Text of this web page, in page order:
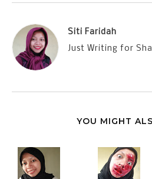
Siti Faridah
Just Writing for
YOU MIGHT